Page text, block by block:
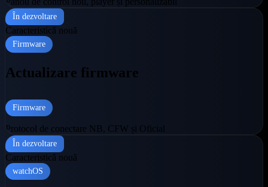
În dezvoltare
Caracteristică nouă
Firmware
Actualizare firmware
Firmware
Protocol de conectare NB, CFW și Oficial
În dezvoltare
Caracteristică nouă
watchOS